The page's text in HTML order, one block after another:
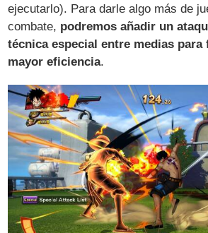
ejecutarlo). Para darle algo más de
combate, podremos añadir un
técnica especial entre medias
mayor eficiencia.